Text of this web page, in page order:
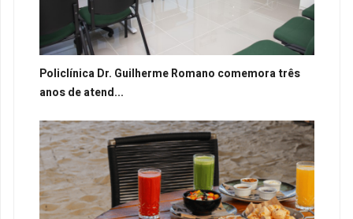
Policlínica Dr. Guilherme Romano comemora três
anos de atend...